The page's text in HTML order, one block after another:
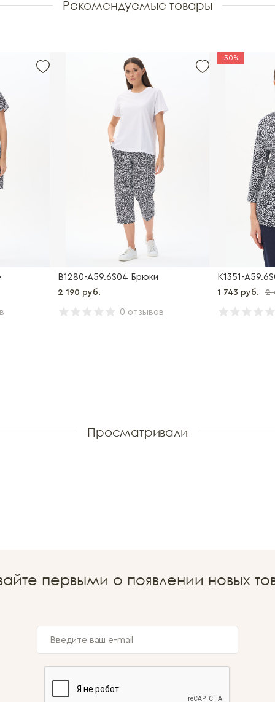
Рекомендуемые товары
B1280-A59.6S04 Брюки
2 190 руб.
0 отзывов
-30%
K1351-
1 743 руб. 2
Просматривали
первыми о появлении новых